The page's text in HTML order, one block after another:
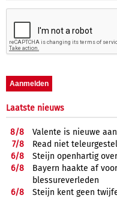
Laatste nieuws
8/8
Valente is nieuwe
7/8
Read niet
6/8
Steijn openhartig
6/8
Bayern haakte af
blessureverleden
6/8
Steijn kent geen